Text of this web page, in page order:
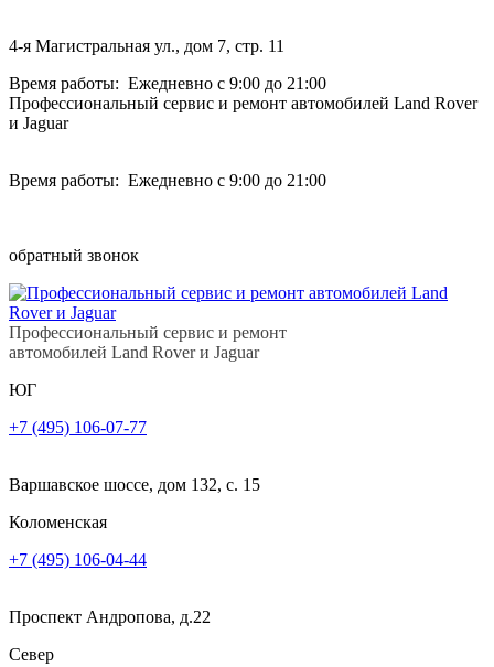
4-я Магистральная ул., дом 7, стр. 11
Время работы: Ежедневно с 9:00 до 21:00
Профессиональный сервис и ремонт автомобилей Land Rover
и Jaguar
Время работы: Ежедневно с 9:00 до 21:00
обратный звонок
Профессиональный сервис и ремонт
автомобилей Land Rover и Jaguar
ЮГ
+7 (495) 106-07-77
Варшавское шоссе, дом 132, с. 15
Коломенская
+7 (495) 106-04-44
Проспект Андропова, д.22
Север